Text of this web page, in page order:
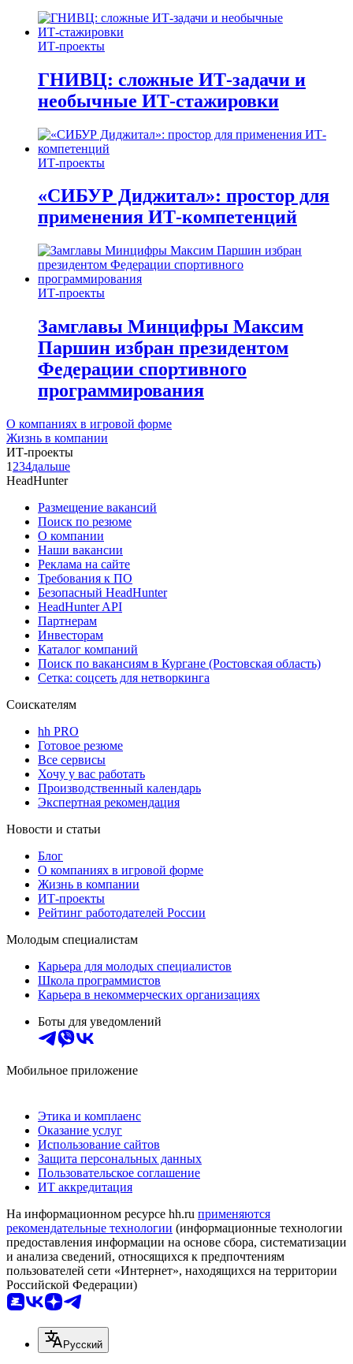
ИТ-проекты
ГНИВЦ: сложные ИТ‑задачи и
необычные ИТ‑стажировки
ИТ-проекты
«СИБУР Диджитал»: простор для
применения ИТ-компетенций
ИТ-проекты
Замглавы Минцифры Максим
Паршин избран президентом
Федерации спортивного
программирования
О компаниях в игровой форме
Жизнь в компании
ИТ-проекты
1 234дальше
HeadHunter
Размещение вакансий
Поиск по резюме
О компании
Наши вакансии
Реклама на сайте
Требования к ПО
Безопасный HeadHunter
HeadHunter API
Партнерам
Инвесторам
Каталог компаний
Поиск по вакансиям в Кургане (Ростовская область)
Сетка: соцсеть для нетворкинга
Соискателям
hh PRO
Готовое резюме
Все сервисы
Хочу у вас работать
Производственный календарь
Экспертная рекомендация
Новости и статьи
Блог
О компаниях в игровой форме
Жизнь в компании
ИТ-проекты
Рейтинг работодателей России
Молодым специалистам
Карьера для молодых специалистов
Школа программистов
Карьера в некоммерческих организациях
Боты для уведомлений
Мобильное приложение
Этика и комплаенс
Оказание услуг
Использование сайтов
Защита персональных данных
Пользовательское соглашение
ИТ аккредитация
На информационном ресурсе hh.ru применяются
рекомендательные технологии (информационные технологии
предоставления информации на основе сбора, систематизации
и анализа сведений, относящихся к предпочтениям
пользователей сети «Интернет», находящихся на территории
Российской Федерации)
Русский